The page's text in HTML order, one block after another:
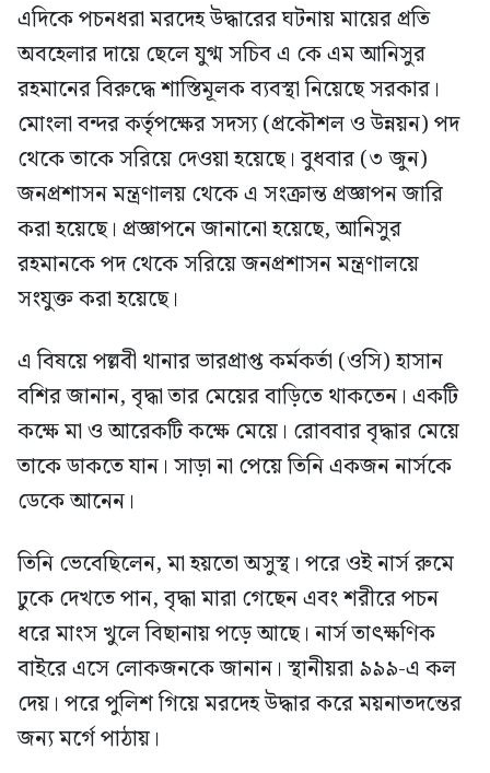
এদিকে পচনধরা মরদেহ উদ্ধারের ঘটনায় মায়ের প্রতি
অবহেলার দায়ে ছেলে যুগ্ম সচিব এ কে এম আনিসুর
রহমানের বিরুদ্ধে শাস্তিমূলক ব্যবস্থা নিয়েছে সরকার।
মোংলা বন্দর কর্তৃপক্ষের সদস্য (প্রকৌশল ও উন্নয়ন) পদ
থেকে তাকে সরিয়ে দেওয়া হয়েছে। বুধবার (৩ জুন)
জনপ্রশাসন মন্ত্রণালয় থেকে এ সংক্রান্ত প্রজ্ঞাপন জারি
করা হয়েছে। প্রজ্ঞাপনে জানানো হয়েছে, আনিসুর
রহমানকে পদ থেকে সরিয়ে জনপ্রশাসন মন্ত্রণালয়ে
সংযুক্ত করা হয়েছে।
এ বিষয়ে পল্লবী থানার ভারপ্রাপ্ত কর্মকর্তা (ওসি) হাসান
বশির জানান, বৃদ্ধা তার মেয়ের বাড়িতে থাকতেন। একটি
কক্ষে মা ও আরেকটি কক্ষে মেয়ে। রোববার বৃদ্ধার মেয়ে
তাকে ডাকতে যান। সাড়া না পেয়ে তিনি একজন নার্সকে
ডেকে আনেন।
তিনি ভেবেছিলেন, মা হয়তো অসুস্থ। পরে ওই নার্স রুমে
ঢুকে দেখতে পান, বৃদ্ধা মারা গেছেন এবং শরীরে পচন
ধরে মাংস খুলে বিছানায় পড়ে আছে। নার্স তাৎক্ষণিক
বাইরে এসে লোকজনকে জানান। স্থানীয়রা ৯৯৯-এ কল
দেয়। পরে পুলিশ গিয়ে মরদেহ উদ্ধার করে ময়নাতদন্তের
জন্য মর্গে পাঠায়।